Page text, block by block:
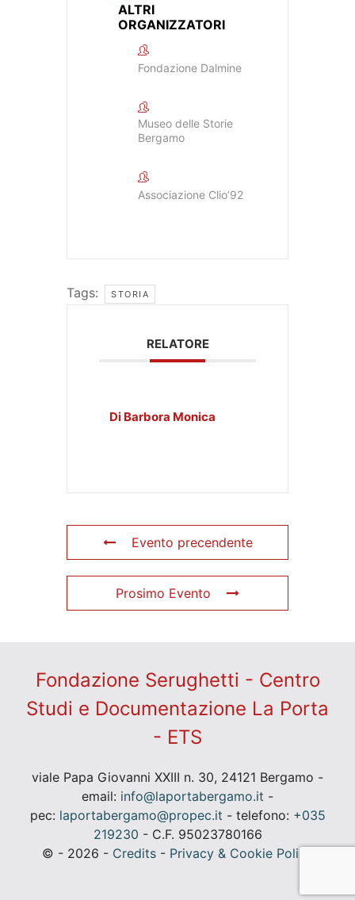
ALTRI
ORGANIZZATORI
Fondazione Dalmine
Museo delle Storie
Bergamo
Associazione Clio’92
Tags: STORIA
RELATORE
Di Barbora Monica
Evento precendente
Prosimo Evento
Fondazione Serughetti - Centro
Studi e Documentazione La Porta
- ETS
viale Papa Giovanni XXIII n. 30, 24121 Bergamo -
email: info@laportabergamo.it -
pec: laportabergamo@propec.it - telefono: +035
219230 - C.F. 95023780166
© - 2026 - Credits - Privacy & Cookie Policy